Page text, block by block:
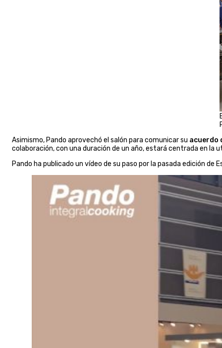
Asimismo, Pando aprovechó el salón para comunicar su acuerdo
colaboración, con una duración de un año, estará centrada en la
Pando ha publicado un vídeo de su paso por la pasada edición de